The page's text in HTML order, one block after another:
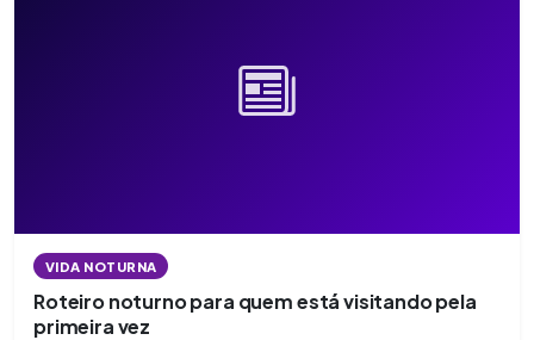
VIDA NOTURNA
Roteiro noturno para quem está visitando pela
primeira vez